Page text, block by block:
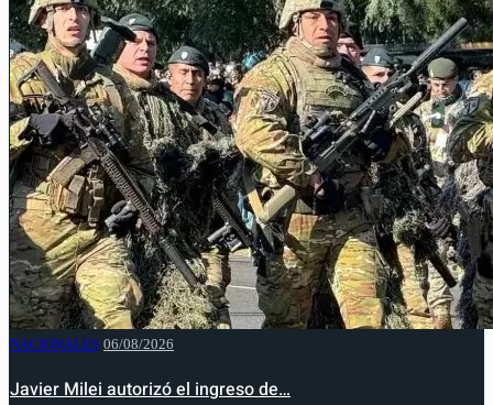
NACIONALES 06/08/2026
Javier Milei autorizó el ingreso de…